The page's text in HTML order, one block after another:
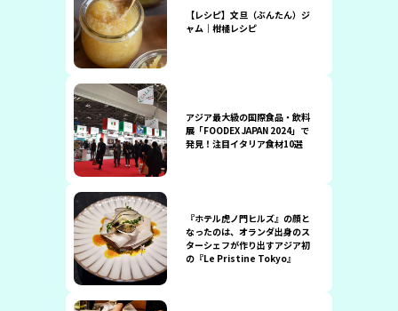
【レシピ】文旦（ぶんたん）ジ
ャム｜柑橘レシピ
アジア最大級の国際食品・飲料
展「FOODEX JAPAN 2024」で
発見！注目イタリア食材10選
『ホテル虎ノ門ヒルズ』の顔と
なったのは、オランダ出身のス
ターシェフが作り出すアジア初
の『Le Pristine Tokyo』